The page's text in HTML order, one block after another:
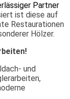
Partner
ist diese auf
Restaurationen
Hölzer.
und